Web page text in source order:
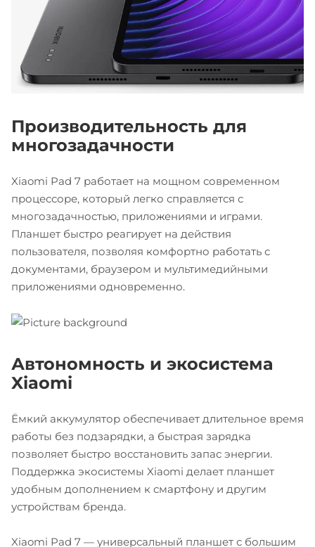
Производительность для
многозадачности
Xiaomi Pad 7 работает на мощном современном
процессоре, который легко справляется с
многозадачностью, приложениями и играми.
Планшет быстро реагирует на действия
пользователя, позволяя комфортно работать с
документами, браузером и мультимедийными
приложениями одновременно.
Автономность и экосистема
Xiaomi
Ёмкий аккумулятор обеспечивает длительное время
работы без подзарядки, а быстрая зарядка
позволяет быстро восстановить запас энергии.
Поддержка экосистемы Xiaomi делает планшет
удобным дополнением к смартфону и другим
устройствам бренда.
Xiaomi Pad 7 — универсальный планшет с большим